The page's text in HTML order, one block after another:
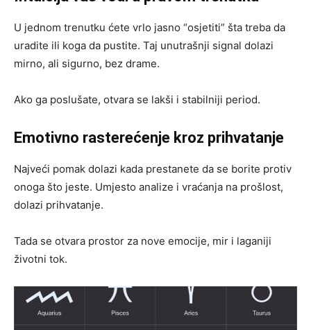
U jednom trenutku ćete vrlo jasno “osjetiti” šta treba da
uradite ili koga da pustite. Taj unutrašnji signal dolazi
mirno, ali sigurno, bez drame.
Ako ga poslušate, otvara se lakši i stabilniji period.
Emotivno rasterećenje kroz prihvatanje
Najveći pomak dolazi kada prestanete da se borite protiv
onoga što jeste. Umjesto analize i vraćanja na prošlost,
dolazi prihvatanje.
Tada se otvara prostor za nove emocije, mir i laganiji
životni tok.